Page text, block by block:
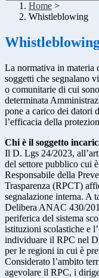
Home >
Whistleblowing
La normativa in materia
soggetti che segnalano
o comunitarie di cui
determinata
pone a carico dei datori
l’efficacia della
Chi è il soggetto
Il D. Lgs 24/2023,
del settore pubblico cui
Responsabile della
Trasparenza (RPCT)
segnalazione interna. A
Delibera ANAC 430/
periferica del sistema
istituzioni scolastiche e
individuare il RPC nel
per le regioni in cui è
Considerato l’ambito
agevolare il RPC, i